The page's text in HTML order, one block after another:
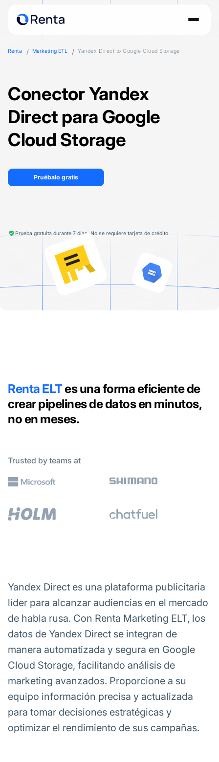
Renta Marketing ETL Yandex Direct to Google Cloud Storage
Conector Yandex
Direct para Google
Cloud Storage
Pruébalo gratis
Prueba gratuita durante 7 días. No se requiere tarjeta de crédito.
Renta ELTes una forma eficiente de
crear pipelines de datos en minutos,
no en meses.
Trusted by teams at
Yandex Direct es una plataforma publicitaria
líder para alcanzar audiencias en el mercado
de habla rusa. Con Renta Marketing ELT, los
datos de Yandex Direct se integran de
manera automatizada y segura en Google
Cloud Storage, facilitando análisis de
marketing avanzados. Proporcione a su
equipo información precisa y actualizada
para tomar decisiones estratégicas y
optimizar el rendimiento de sus campañas.